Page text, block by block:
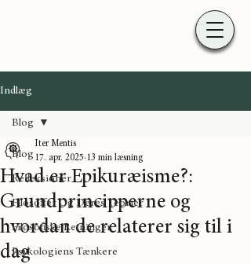
Indlæg
Blog
Refleksioner
Filosoffer Og Deres Teorier
Filosofiske Retninger
Psykologiens Tænkere
Blog
Hvad er Epikuræisme?:
Grundprincipperne og
hvordan de relaterer sig til i
dag
Iter Mentis
17. apr. 2025 13 min læsning